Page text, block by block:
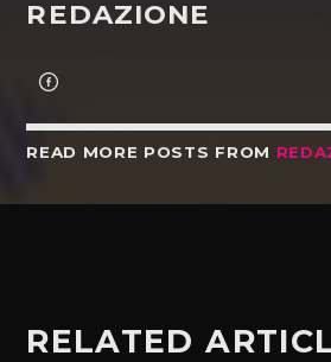
REDAZIONE
READ MORE POSTS FROM
RELATED